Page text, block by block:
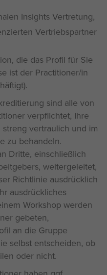
Insights Vertretung,
Vertriebspartner
die das Profil für Sie
ist der Practitioner/in
sind alle von
verpflichtet, Ihre
vertraulich und im
zu behandeln.
Dritte, einschließlich
weitergeleitet,
Richtlinie ausdrücklich
ausdrückliches
Workshop werden
gebeten,
an die Gruppe
selbst entscheiden, ob
oder nicht.